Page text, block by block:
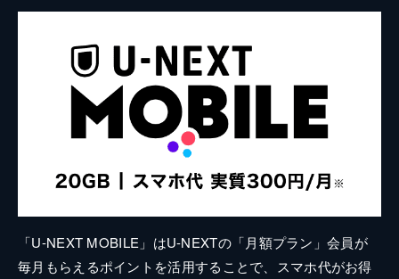
「U-NEXT MOBILE」はU-NEXTの「月額プラン」会員が
毎月もらえるポイントを活用することで、スマホ代がお得